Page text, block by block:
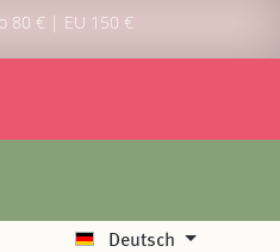
80 € | EU 150 €
Deutsch